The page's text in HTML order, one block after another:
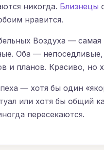
никогда. Близнецы
нравится.
Воздуха —
Оба — непоседливые,
и планов. Красиво, но
— хотя бы один
или хотя бы общий
пересекаются.